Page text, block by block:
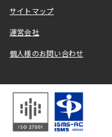
サイトマップ
運営会社
個人様のお問い合わせ